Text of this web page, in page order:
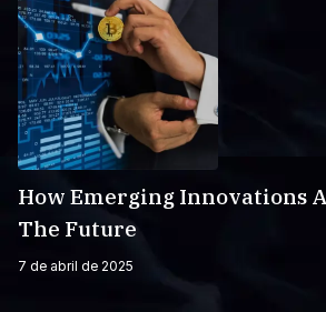
How Emerging Innovations
The Future
7 de abril de 2025